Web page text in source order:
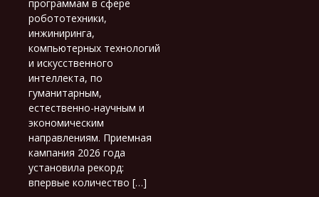
программам в сфере
робототехники,
инжиниринга,
компьютерных технологий
и искусственного
интеллекта, по
гуманитарным,
естественно-научным и
экономическим
направлениям. Приемная
кампания 2026 года
установила рекорд:
впервые количество […]